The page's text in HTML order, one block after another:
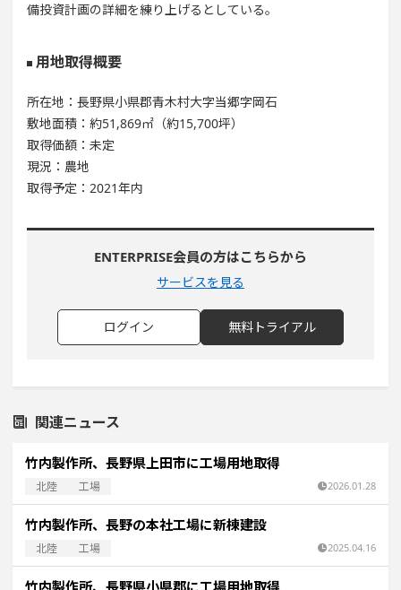
備投資計画の詳細を練り上げるとしている。
用地取得概要
所在地：長野県小県郡青木村大字当郷字岡石
敷地面積：約51,869㎡（約15,700坪）
取得価額：未定
現況：農地
取得予定：2021年内
ENTERPRISE会員の方はこちらから
サービスを見る
ログイン 無料トライアル
関連ニュース
竹内製作所、長野県上田市に工場用地取得
北陸 工場 2026.01.28
竹内製作所、長野の本社工場に新棟建設
北陸 工場 2025.04.16
竹内製作所、長野県小県郡に工場用地取得